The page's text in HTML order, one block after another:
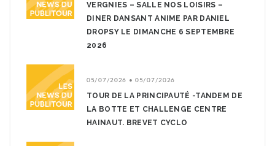
VERGNIES – SALLE NOS LOISIRS –
DINER DANSANT ANIME PAR DANIEL
DROPSY LE DIMANCHE 6 SEPTEMBRE
2026
05/07/2026 • 05/07/2026
TOUR DE LA PRINCIPAUTÉ -TANDEM DE
LA BOTTE ET CHALLENGE CENTRE
HAINAUT. BREVET CYCLO